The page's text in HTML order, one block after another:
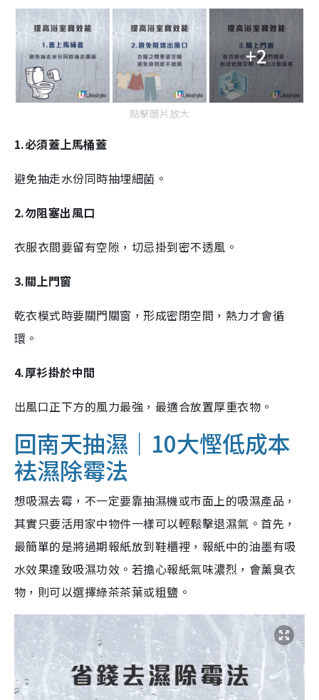
+2
點擊圖片放大
1.必須蓋上馬桶蓋
避免抽走水份同時抽埋細菌。
2.勿阻塞出風口
衣服衣間要留有空隙，切忌掛到密不透風。
3.關上門窗
乾衣模式時要關門關窗，形成密閉空間，熱力才會循
環。
4.厚衫掛於中間
出風口正下方的風力最強，最適合放置厚重衣物。
回南天抽濕｜10大慳低成本
袪濕除霉法
想吸濕去霉，不一定要靠抽濕機或市面上的吸濕產品，
其實只要活用家中物件一樣可以輕鬆擊退濕氣。首先，
最簡單的是將過期報紙放到鞋櫃裡，報紙中的油墨有吸
水效果達致吸濕功效。若擔心報紙氣味濃烈，會薰臭衣
物，則可以選擇綠茶茶葉或粗鹽。